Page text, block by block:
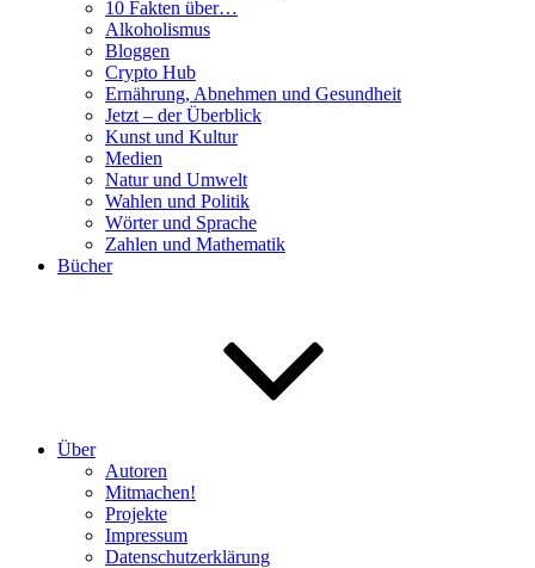
10 Fakten über…
Alkoholismus
Bloggen
Crypto Hub
Ernährung, Abnehmen und Gesundheit
Jetzt – der Überblick
Kunst und Kultur
Medien
Natur und Umwelt
Wahlen und Politik
Wörter und Sprache
Zahlen und Mathematik
Bücher
Über
Autoren
Mitmachen!
Projekte
Impressum
Datenschutzerklärung